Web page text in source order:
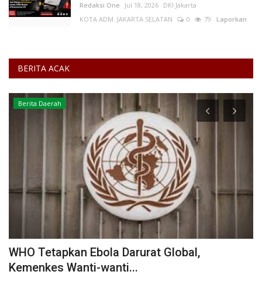
Redaksi One Jul 18, 2026 DKI Jakarta
KOTA ADM. JAKARTA SELATAN
0 79 Laporkan
BERITA ACAK
Berita Daerah
WHO Tetapkan Ebola Darurat Global,
Kemenkes Wanti-wanti...